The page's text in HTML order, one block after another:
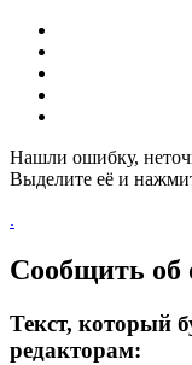
Нашли ошибку,
Выделите её и
.
Сообщить об
Текст, который
редакторам: